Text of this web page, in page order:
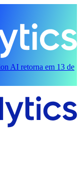
AI retorna em 13 de